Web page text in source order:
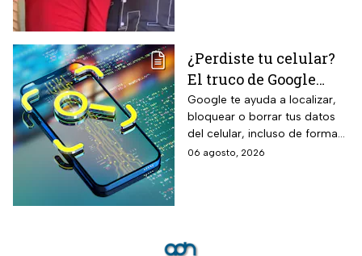
¿Perdiste tu celular?
El truco de Google
para localizarlo y
proteger tus datos
Google te ayuda a localizar,
bloquear o borrar tus datos
del celular, incluso de forma
remota; debes tener activada
06 agosto, 2026